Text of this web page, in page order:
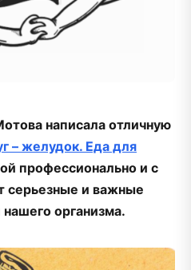
написала отличную
– желудок. Еда для
профессионально и с
серьезные и важные
организма.